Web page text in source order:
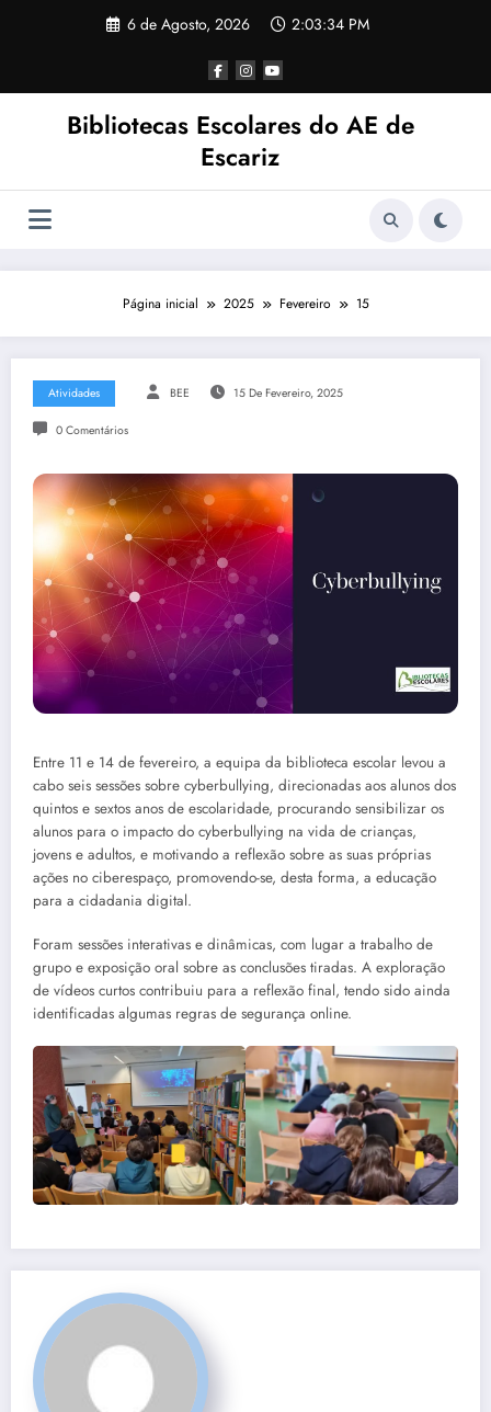
6 de Agosto, 2026 2:03:35 PM
Bibliotecas Escolares do AE de
Escariz
Página inicial 2025 Fevereiro 15
Atividades BEE 15 De Fevereiro, 2025
0 Comentários
Entre 11 e 14 de fevereiro, a equipa da biblioteca escolar levou a
cabo seis sessões sobre cyberbullying, direcionadas aos alunos dos
quintos e sextos anos de escolaridade, procurando sensibilizar os
alunos para o impacto do cyberbullying na vida de crianças,
jovens e adultos, e motivando a reflexão sobre as suas próprias
ações no ciberespaço, promovendo-se, desta forma, a educação
para a cidadania digital.
Foram sessões interativas e dinâmicas, com lugar a trabalho de
grupo e exposição oral sobre as conclusões tiradas. A exploração
de vídeos curtos contribuiu para a reflexão final, tendo sido ainda
identificadas algumas regras de segurança online.